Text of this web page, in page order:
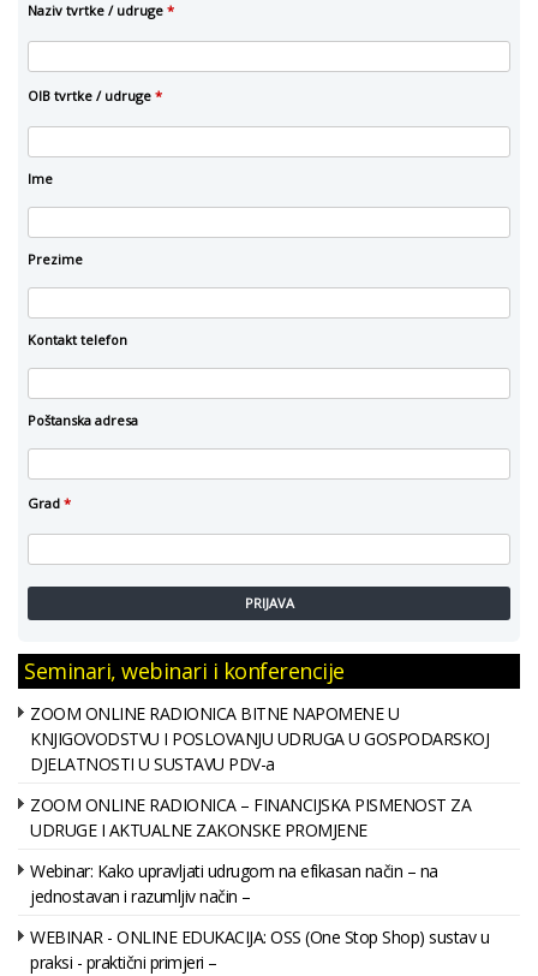
Naziv tvrtke / udruge *
OIB tvrtke / udruge *
Ime
Prezime
Kontakt telefon
Poštanska adresa
Grad *
PRIJAVA
Seminari, webinari i konferencije
ZOOM ONLINE RADIONICA BITNE NAPOMENE U
KNJIGOVODSTVU I POSLOVANJU UDRUGA U GOSPODARSKOJ
DJELATNOSTI U SUSTAVU PDV-a
ZOOM ONLINE RADIONICA – FINANCIJSKA PISMENOST ZA
UDRUGE I AKTUALNE ZAKONSKE PROMJENE
Webinar: Kako upravljati udrugom na efikasan način – na
jednostavan i razumljiv način –
WEBINAR - ONLINE EDUKACIJA: OSS (One Stop Shop) sustav u
praksi - praktični primjeri –